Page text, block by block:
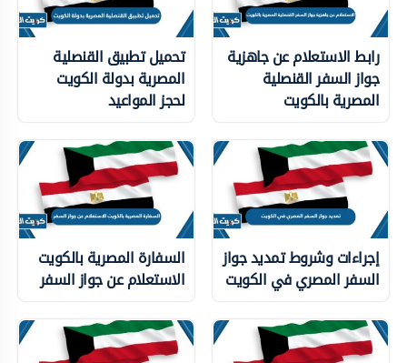
رابط الاستعلام عن جاهزية
جواز السفر القنصلية
المصرية بالكويت
تحميل تطبيق القنصلية
المصرية بدولة الكويت
لحجز المواعيد
إجراءات وشروط تمديد جواز
السفر المصري في الكويت
السفارة المصرية بالكويت
الاستعلام عن جواز السفر